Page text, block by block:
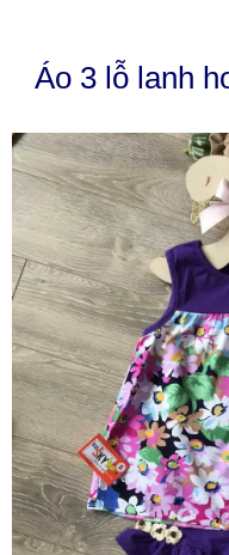
Áo 3 lỗ lanh